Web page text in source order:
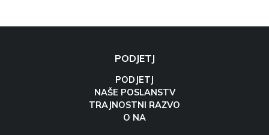
PODJETJ
PODJETJ
NAŠE POSLANSTV
TRAJNOSTNI RAZVO
O NA